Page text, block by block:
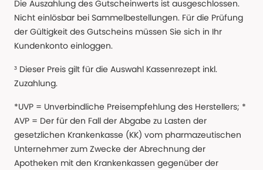
Die Auszahlung des Gutscheinwerts ist ausgeschlossen.
Nicht einlösbar bei Sammelbestellungen. Für die Prüfung
der Gültigkeit des Gutscheins müssen Sie sich in Ihr
Kundenkonto einloggen.
³ Dieser Preis gilt für die Auswahl Kassenrezept inkl.
Zuzahlung.
*UVP = Unverbindliche Preisempfehlung des Herstellers; *
AVP = Der für den Fall der Abgabe zu Lasten der
gesetzlichen Krankenkasse (KK) vom pharmazeutischen
Unternehmer zum Zwecke der Abrechnung der
Apotheken mit den Krankenkassen gegenüber der